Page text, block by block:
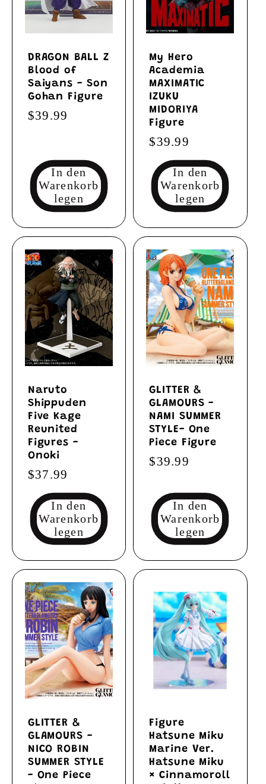
DRAGON BALL Z
Blood of
Saiyans - Son
Gohan Figure
Normaler
$39.99
In den
Warenkorb
legen
My Hero
Academia
MAXIMATIC
IZUKU
MIDORIYA
Figure
Normaler
Preis
$39.99
In den
Warenkorb
legen
Naruto
Shippuden
Five Kage
Reunited
Figures -
Onoki
Normaler
Preis
$37.99
In den
Warenkorb
legen
GLITTER &
GLAMOURS -
NAMI SUMMER
STYLE- One
Piece Figure
Normaler
$39.99
In den
Warenkorb
legen
GLITTER &
GLAMOURS -
NICO ROBIN
SUMMER STYLE
- One Piece
Figure
Hatsune Miku
Marine Ver.
Hatsune Miku
× Cinnamoroll